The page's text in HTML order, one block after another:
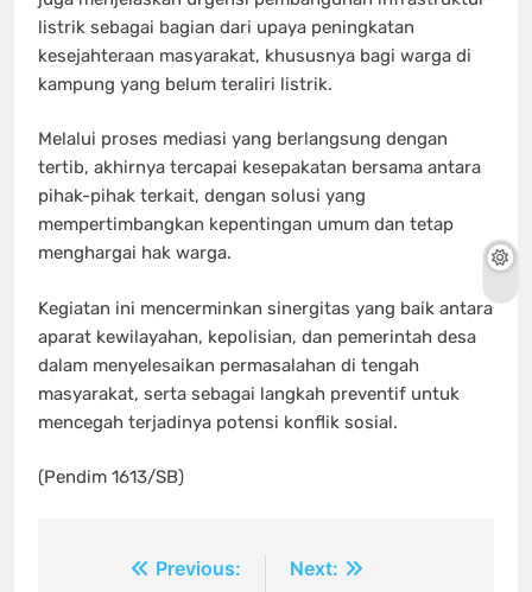
listrik sebagai bagian dari upaya peningkatan
kesejahteraan masyarakat, khususnya bagi warga di
kampung yang belum teraliri listrik.
Melalui proses mediasi yang berlangsung dengan
tertib, akhirnya tercapai kesepakatan bersama antara
pihak-pihak terkait, dengan solusi yang
mempertimbangkan kepentingan umum dan tetap
menghargai hak warga.
Kegiatan ini mencerminkan sinergitas yang baik antara
aparat kewilayahan, kepolisian, dan pemerintah desa
dalam menyelesaikan permasalahan di tengah
masyarakat, serta sebagai langkah preventif untuk
mencegah terjadinya potensi konflik sosial.
(Pendim 1613/SB)
NavigasiPrevious:
Next: